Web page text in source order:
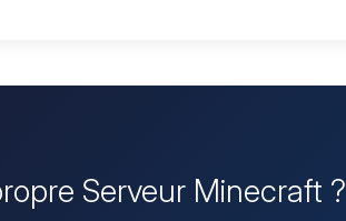
Serveur Minecraft ?